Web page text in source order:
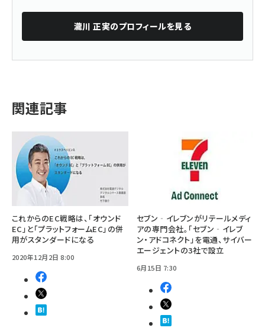
瀧川 正実のプロフィールを見る
関連記事
これからのEC戦略は、「オウンド
EC」と「プラットフォームEC」の併
用がスタンダードになる
2020年12月2日 8:00
セブン‐イレブンがリテールメディ
アの専門会社。「セブン‐イレブ
ン・アドコネクト」を電通、サイバー
エージェントの3社で設立
6月15日 7:30